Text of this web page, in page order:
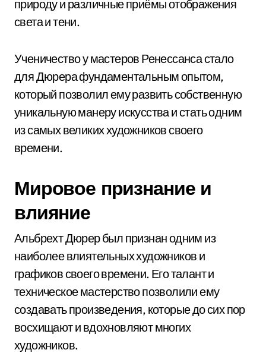
природу и различные приёмы отображения
света и тени.
Ученичество у мастеров Ренессанса стало
для Дюрера фундаментальным опытом,
который позволил ему развить собственную
уникальную манеру искусства и стать одним
из самых великих художников своего
времени.
Мировое признание и
влияние
Альбрехт Дюрер был признан одним из
наиболее влиятельных художников и
графиков своего времени. Его талант и
техническое мастерство позволили ему
создавать произведения, которые до сих пор
восхищают и вдохновляют многих
художников.